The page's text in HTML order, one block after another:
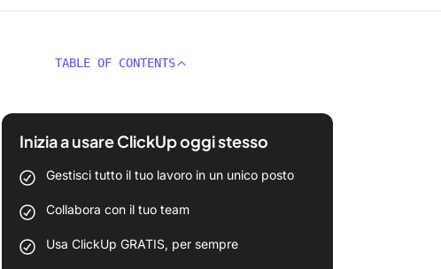
TABLE OF CONTENTS
Inizia a usare ClickUp oggi stesso
Gestisci tutto il tuo lavoro in un unico posto
Collabora con il tuo team
Usa ClickUp GRATIS, per sempre